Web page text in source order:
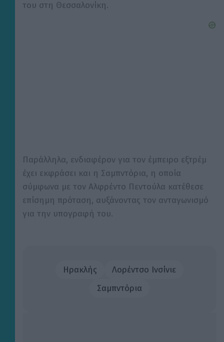
του στη Θεσσαλονίκη.
Παράλληλα, ενδιαφέρον για τον έμπειρο εξτρέμ
έχει εκφράσει και η Σαμπντόρια, η οποία
σύμφωνα με τον Αλφρέντο Πεντούλα κατέθεσε
επίσημη πρόταση, αυξάνοντας τον ανταγωνισμό
για την υπογραφή του.
Ηρακλής
Λορέντσο Ινσίνιε
Σαμπντόρια